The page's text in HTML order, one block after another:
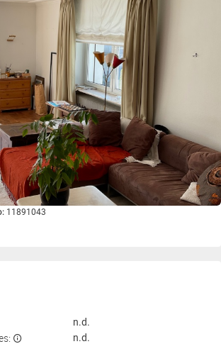
11891043
n.d.
n.d.